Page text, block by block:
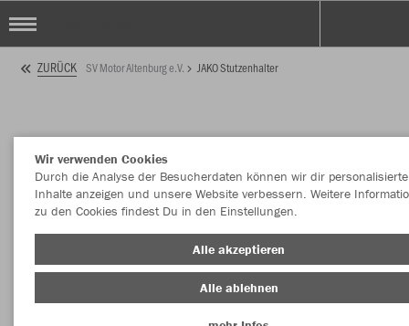
ZURÜCK SV Motor Altenburg e.V. JAKO Stutzenhalter
Wir verwenden Cookies
Durch die Analyse der Besucherdaten können wir dir personalisierte
Inhalte anzeigen und unsere Website verbessern. Weitere
zu den Cookies findest Du in den Einstellungen.
Alle akzeptieren
Alle ablehnen